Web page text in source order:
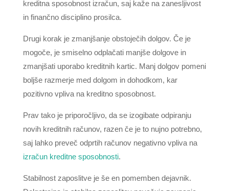
kreditna sposobnost izračun, saj kaže na zanesljivost
in finančno disciplino prosilca.
Drugi korak je zmanjšanje obstoječih dolgov. Če je
mogoče, je smiselno odplačati manjše dolgove in
zmanjšati uporabo kreditnih kartic. Manj dolgov pomeni
boljše razmerje med dolgom in dohodkom, kar
pozitivno vpliva na kreditno sposobnost.
Prav tako je priporočljivo, da se izogibate odpiranju
novih kreditnih računov, razen če je to nujno potrebno,
saj lahko preveč odprtih računov negativno vpliva na
izračun kreditne sposobnosti.
Stabilnost zaposlitve je še en pomemben dejavnik.